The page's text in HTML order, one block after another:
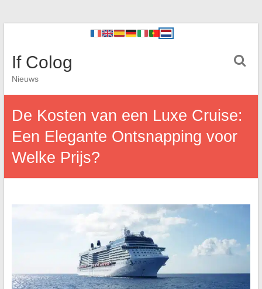
If Colog
Nieuws
De Kosten van een Luxe Cruise:
Een Elegante Ontsnapping voor
Welke Prijs?